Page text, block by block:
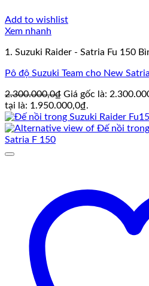
Add to wishlist
Xem nhanh
1. Suzuki Raider - Satria Fu 150
Pô độ Suzuki Team cho New
2.300.000,0₫ Giá gốc là:
tại là: 1.950.000,0₫.